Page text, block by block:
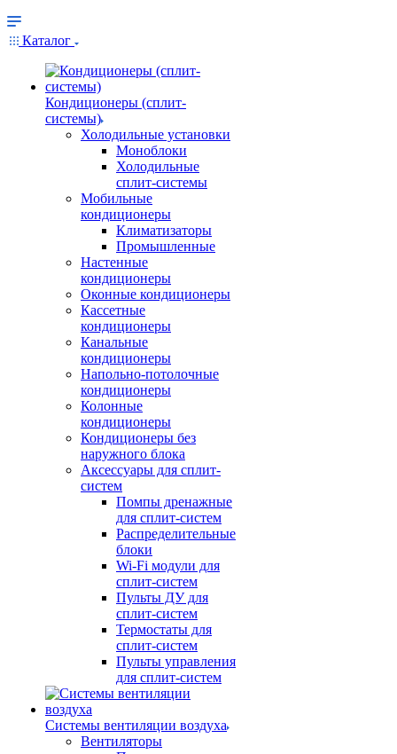
Каталог
Кондиционеры (сплит-
системы)
Холодильные установки
Моноблоки
Холодильные
сплит-системы
Мобильные
кондиционеры
Климатизаторы
Промышленные
Настенные
кондиционеры
Оконные кондиционеры
Кассетные
кондиционеры
Канальные
кондиционеры
Напольно-потолочные
кондиционеры
Колонные
кондиционеры
Кондиционеры без
наружного блока
Аксессуары для сплит-
систем
Помпы дренажные
для сплит-систем
Распределительные
блоки
Wi-Fi модули для
сплит-систем
Пульты ДУ для
сплит-систем
Термостаты для
сплит-систем
Пульты управления
для сплит-систем
Системы вентиляции воздуха
Вентиляторы